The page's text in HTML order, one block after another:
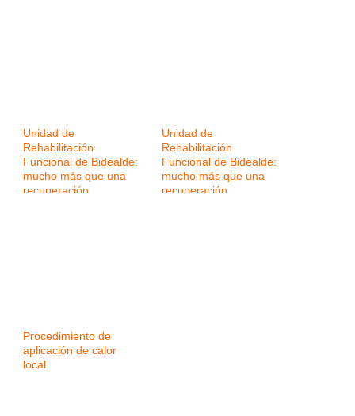
Unidad de
Rehabilitación
Funcional de Bidealde:
mucho más que una
recuperación
Unidad de
Rehabilitación
Funcional de Bidealde:
mucho más que una
recuperación
Procedimiento de
aplicación de calor
local